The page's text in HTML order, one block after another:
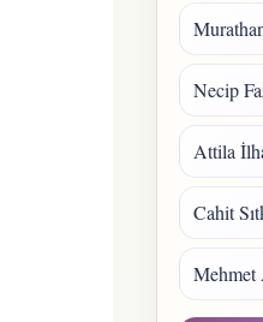
Necip
Attila
Cahit